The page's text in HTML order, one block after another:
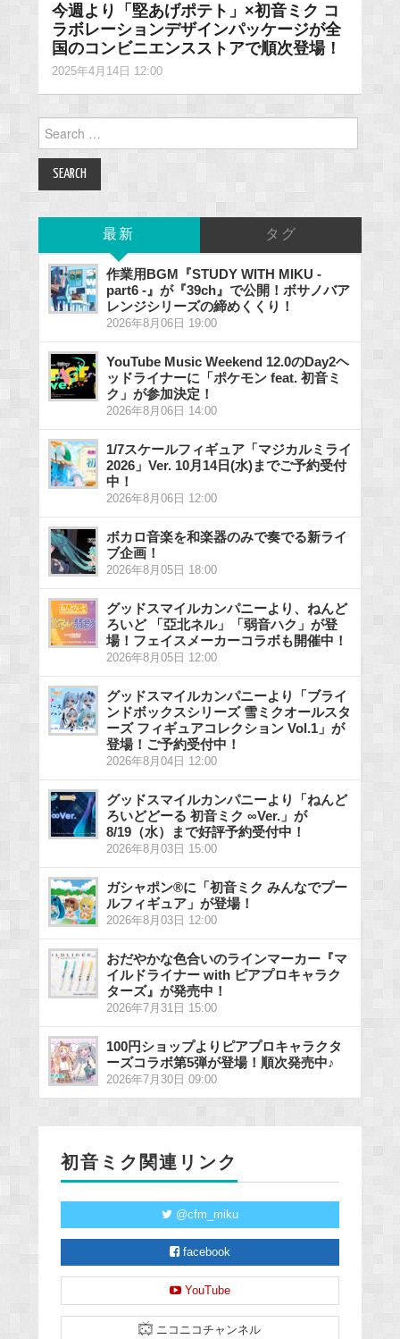
今週より「堅あげポテト」×初音ミク コ
ラボレーションデザインパッケージが全
国のコンビニエンスストアで順次登場！
2025年4月14日 12:00
for:
最新 タグ
作業用BGM『STUDY WITH MIKU -
part6 -』が『39ch』で公開！ボサノバア
レンジシリーズの締めくくり！
2026年8月06日 19:00
YouTube Music Weekend 12.0のDay2ヘ
ッドライナーに「ポケモン feat. 初音ミ
ク」が参加決定！
2026年8月06日 14:00
1/7スケールフィギュア「マジカルミライ
2026」Ver. 10月14日(水)までご予約受付
中！
2026年8月06日 12:00
ボカロ音楽を和楽器のみで奏でる新ライ
ブ企画！
2026年8月05日 18:00
グッドスマイルカンパニーより、ねんど
ろいど 「亞北ネル」「弱音ハク」が登
場！フェイスメーカーコラボも開催中！
2026年8月05日 12:00
グッドスマイルカンパニーより「ブライ
ンドボックスシリーズ 雪ミクオールスタ
ーズ フィギュアコレクション Vol.1」が
登場！ご予約受付中！
2026年8月04日 12:00
グッドスマイルカンパニーより「ねんど
ろいどどーる 初音ミク ∞Ver.」が
8/19（水）まで好評予約受付中！
2026年8月03日 15:00
ガシャポン®に「初音ミク みんなでプー
ルフィギュア」が登場！
2026年8月03日 12:00
おだやかな色合いのラインマーカー『マ
イルドライナー with ピアプロキャラク
ターズ』が発売中！
2026年7月31日 15:00
100円ショップよりピアプロキャラクタ
ーズコラボ第5弾が登場！順次発売中♪
2026年7月30日 09:00
初音ミク関連リンク
@cfm_miku
facebook
YouTube
ニコニコチャンネル